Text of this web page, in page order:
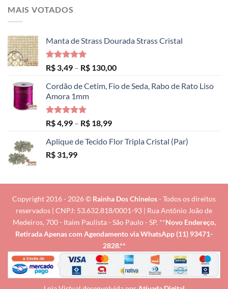
MAIS VOTADOS
Manta de Strass Dourada Strass Cristal
Avaliação
5.00
de 5
R$ 3,49 – R$ 130,00Faixa
preço:
Cordão de Cetim, Fio de Seda, Rabo de Rato Liso
Amora 1mm
Avaliação
5.00
de 5
R$4,99 – R$ 18,99Faixa
preço:
Aplique de Tecido Flor Tripla Cristal (Par)
R$ 31,99
Copyright 2016 - 2026 © Rainha Dos Chinelos- Todos os direitos
reservados | CNPJ: 53.632.818/0001-93 | Rua Antônio João de
Medeiros, 700 - Itaim Paulista - São Paulo - SP. **Novo Endereço,
Retirada Apenas com Agendamento viaWhatsApp (11) 93471-
2828.**